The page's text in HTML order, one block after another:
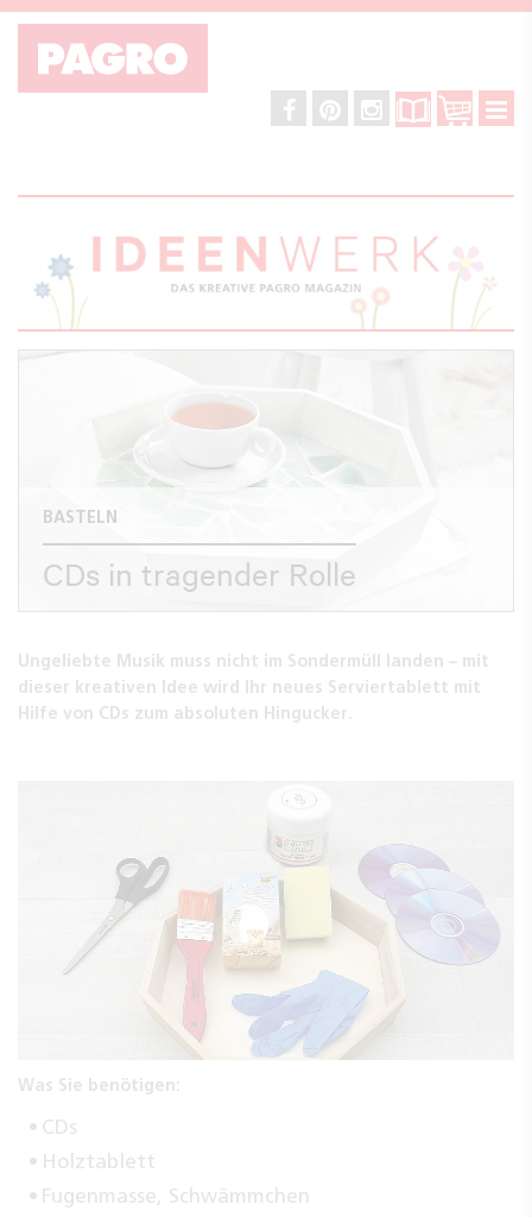
BASTELN
CDs in tragender Rolle
Ungeliebte Musik muss nicht im Sondermüll landen – mit
dieser kreativen Idee wird Ihr neues Serviertablett mit
Hilfe von CDs zum absoluten Hingucker.
Was Sie benötigen:
CDs
Holztablett
Fugenmasse, Schwämmchen